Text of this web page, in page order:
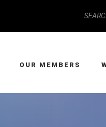
OUR MEMBERS